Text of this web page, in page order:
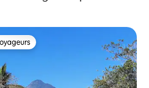
les plus appréciés